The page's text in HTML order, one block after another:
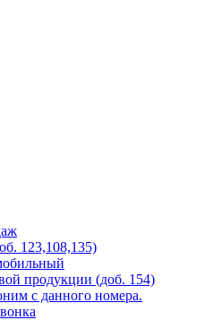
123,108,135)
продукции (доб. 154)
с данного номера.